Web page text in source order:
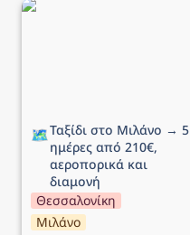
Ταξίδι στο Μιλάνο → 5
🗺️Ταξίδι στο Μιλάνο → 5
ημέρες από 210€,
αεροπορικά και
διαμονή
Θεσσαλονίκη
Μιλάνο